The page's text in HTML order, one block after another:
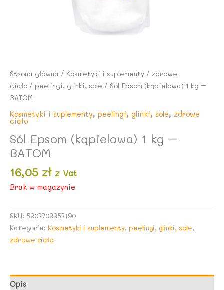
Strona główna / Kosmetyki i suplementy / zdrowe
ciało / peelingi, glinki, sole / Sól Epsom (kąpielowa) 1 kg –
BATOM
Kosmetyki i suplementy, peelingi, glinki, sole, zdrowe
ciało
Sól Epsom (kąpielowa) 1 kg –
BATOM
16,05 zł z Vat
Brak w magazynie
SKU: 5907709957190
Kategorie: Kosmetyki i suplementy, peelingi, glinki, sole,
zdrowe ciało
Opis